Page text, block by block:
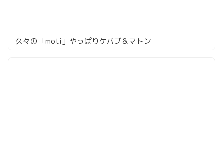
久々の「moti」やっぱりケバブ＆マトン